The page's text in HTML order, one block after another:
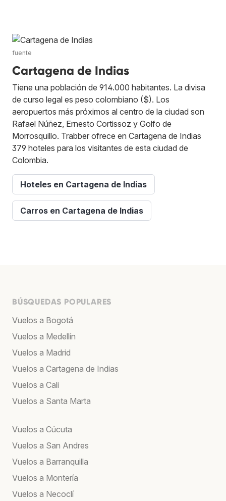
fuente
Cartagena de Indias
Tiene una población de 914.000 habitantes. La divisa
de curso legal es peso colombiano ($). Los
aeropuertos más próximos al centro de la ciudad son
Rafael Núñez, Ernesto Cortissoz y Golfo de
Morrosquillo. Trabber ofrece en Cartagena de Indias
379 hoteles para los visitantes de esta ciudad de
Colombia.
Hoteles en Cartagena de Indias
Carros en Cartagena de Indias
BÚSQUEDAS POPULARES
Vuelos a Bogotá
Vuelos a Medellín
Vuelos a Madrid
Vuelos a Cartagena de Indias
Vuelos a Cali
Vuelos a Santa Marta
Vuelos a Cúcuta
Vuelos a San Andres
Vuelos a Barranquilla
Vuelos a Montería
Vuelos a Necoclí